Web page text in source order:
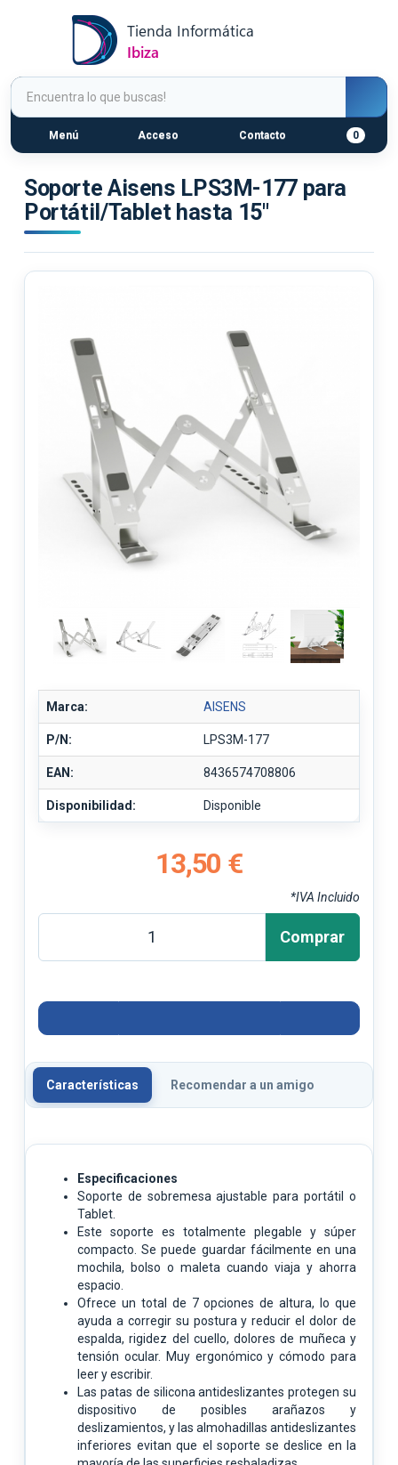
Menú Acceso Contacto 0
Soporte Aisens LPS3M-177 para
Portátil/Tablet hasta 15"
Marca: AISENS
P/N: LPS3M-177
EAN: 8436574708806
Disponibilidad: Disponible
13,50 €
*IVA Incluido
Comprar
Características Recomendar a un amigo
Especificaciones
Soporte de sobremesa ajustable para portátil o
Tablet.
Este soporte es totalmente plegable y súper
compacto. Se puede guardar fácilmente en una
mochila, bolso o maleta cuando viaja y ahorra
espacio.
Ofrece un total de 7 opciones de altura, lo que
ayuda a corregir su postura y reducir el dolor de
espalda, rigidez del cuello, dolores de muñeca y
tensión ocular. Muy ergonómico y cómodo para
leer y escribir.
Las patas de silicona antideslizantes protegen su
dispositivo de posibles arañazos y
deslizamientos, y las almohadillas antideslizantes
inferiores evitan que el soporte se deslice en la